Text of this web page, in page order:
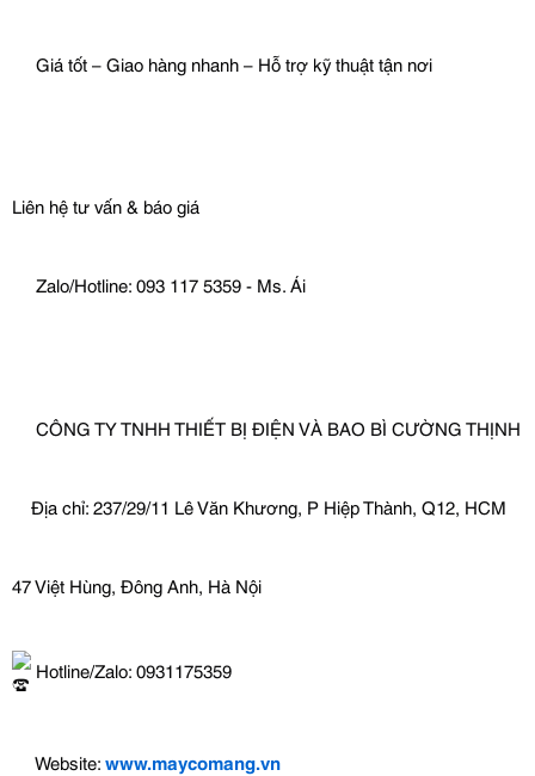
Giá tốt – Giao hàng nhanh – Hỗ trợ kỹ thuật tận nơi
Liên hệ tư vấn & báo giá
Zalo/Hotline: 093 117 5359 - Ms. Ái
CÔNG TY TNHH THIẾT BỊ ĐIỆN VÀ BAO BÌ CƯỜNG THỊNH
Địa chỉ: 237/29/11 Lê Văn Khương, P Hiệp Thành, Q12, HCM
47 Việt Hùng, Đông Anh, Hà Nội
Hotline/Zalo: 0931175359
Website: www.maycomang.vn